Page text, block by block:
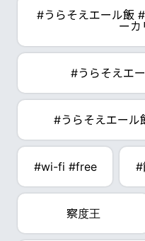
#うらそえエール飯
ーカ
#うらそえエ
#うらそえエール
#wi-fi #free #
察度王